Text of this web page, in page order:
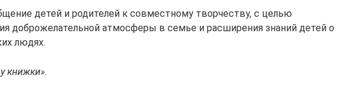
детей и родителей к совместному творчеству, с целью
доброжелательной атмосферы в семье и расширения знаний детей о
людях.
книжки».